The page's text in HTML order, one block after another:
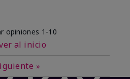
opiniones 1-10
al inicio
»